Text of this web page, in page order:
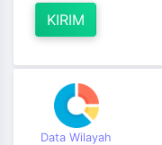
KIRIM
Data Wilayah